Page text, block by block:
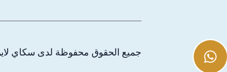
جميع الحقوق محفوظة لدى سكاي